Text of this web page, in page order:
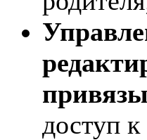
доступ к